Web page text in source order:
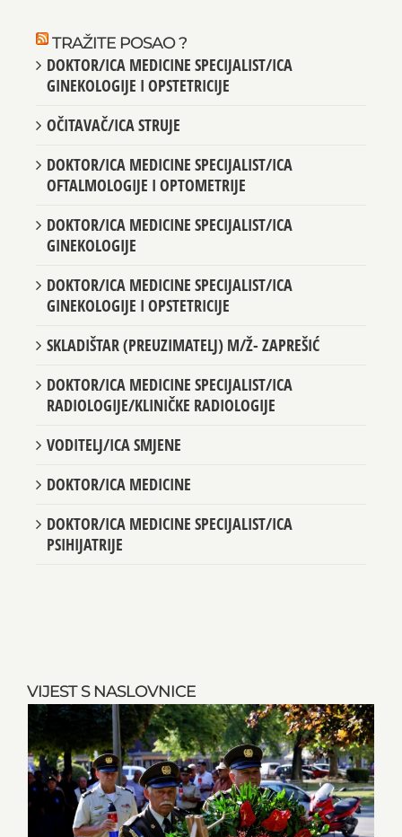
VIJEST S NASLOVNICE
TRAŽITE POSAO ?
DOKTOR/ICA MEDICINE SPECIJALIST/ICA
GINEKOLOGIJE I OPSTETRICIJE
OČITAVAČ/ICA STRUJE
DOKTOR/ICA MEDICINE SPECIJALIST/ICA
OFTALMOLOGIJE I OPTOMETRIJE
DOKTOR/ICA MEDICINE SPECIJALIST/ICA
GINEKOLOGIJE
DOKTOR/ICA MEDICINE SPECIJALIST/ICA
GINEKOLOGIJE I OPSTETRICIJE
SKLADIŠTAR (PREUZIMATELJ) M/Ž- ZAPREŠIĆ
DOKTOR/ICA MEDICINE SPECIJALIST/ICA
RADIOLOGIJE/KLINIČKE RADIOLOGIJE
VODITELJ/ICA SMJENE
DOKTOR/ICA MEDICINE
DOKTOR/ICA MEDICINE SPECIJALIST/ICA
PSIHIJATRIJE